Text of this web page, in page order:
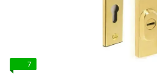
7